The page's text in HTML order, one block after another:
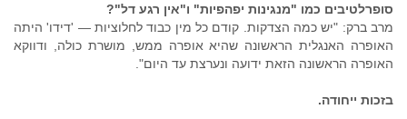
סופרלטיבים כמו "מנגינות יפהפיות" ו"אין רגע דל"?
מרב ברק: "יש כמה הצדקות. קודם כל מין כבוד לחלוציות — 'דידו' היתה
האופרה האנגלית הראשונה שהיא אופרה ממש, מושרת כולה, ודווקא
האופרה הראשונה הזאת ידועה ונערצת עד היום".
בזכות ייחודה.